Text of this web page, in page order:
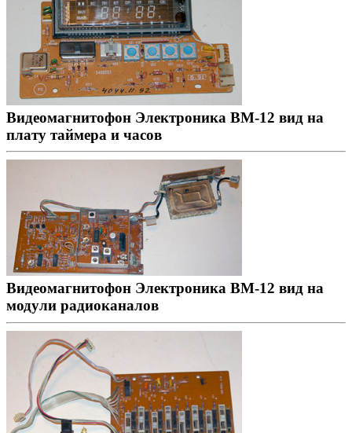
Видеомагнитофон Электроника ВМ-12 вид на
плату таймера и часов
Видеомагнитофон Электроника ВМ-12 вид на
модули радиоканалов